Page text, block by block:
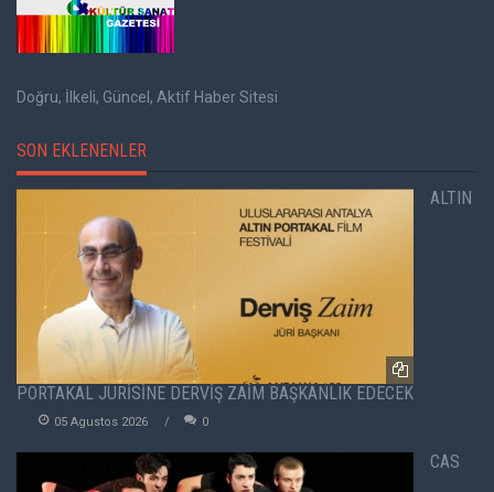
Doğru, İlkeli, Güncel, Aktif Haber Sitesi
SON EKLENENLER
ALTIN
PORTAKAL JÜRİSİNE DERVİŞ ZAİM BAŞKANLIK EDECEK
05 Agustos 2026 0
CAS